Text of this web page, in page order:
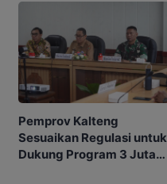
Pemprov Kalteng
Sesuaikan Regulasi untuk
Dukung Program 3 Juta